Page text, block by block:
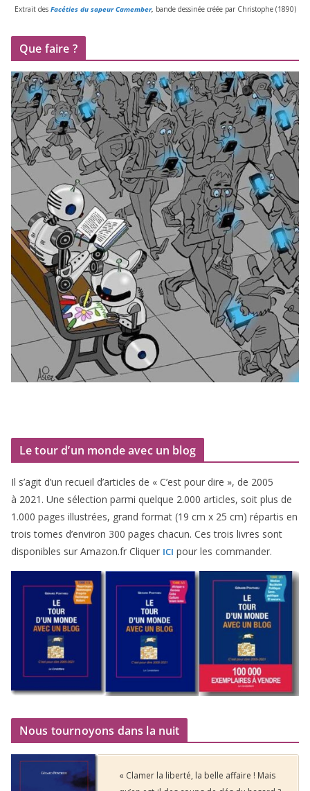
Extrait desFacéties du sapeur Camember, bande des­si­née créée par Christophe (1890)
Que faire ?
Le tour d’un monde avec un blog
Il s’agit d’un recueil d’ar­ticles de « C’est pour dire », de 2005
à 2021 . Une sélec­tion par­mi quelque 2.000 articles, soit plus de
1 .000 pages illus­trées, grand for­mat (19 cm x 25 cm) répar­tis en
trois tomes d’environ 300 pages cha­cun. Ces trois livres sont
dis­po­nibles sur Amazon​.fr Cliquer ICI pour les commander.
Nous tournoyons dans la nuit
« Clamer la liberté, la belle affaire ! Mais